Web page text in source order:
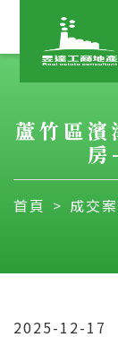
蘆竹區
首頁 成交
2025-12-17